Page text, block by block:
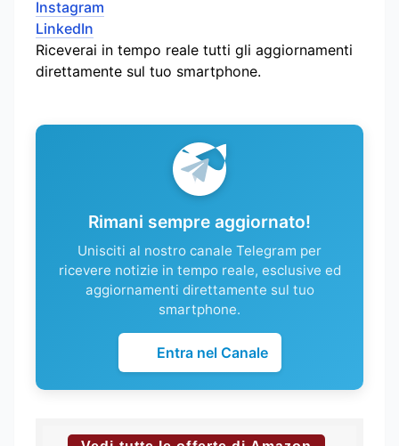
Instagram
LinkedIn
Riceverai in tempo reale tutti gli aggiornamenti
direttamente sul tuo smartphone.
Rimani sempre aggiornato!
Unisciti al nostro canale Telegram per
ricevere notizie in tempo reale, esclusive ed
aggiornamenti direttamente sul tuo
smartphone.
Entra nel Canale